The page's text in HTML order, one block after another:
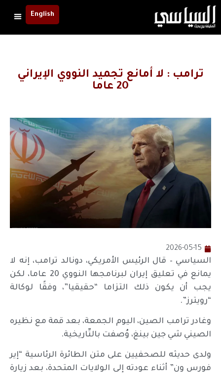
English
ترامب : لا أمانع تجميد النووي الإيراني
20 عاما
2026-05-15
السياسي – قال الرئيس الأمريكي، دونالد ترامب، إنه لا
يمانع في تعليق إيران لبرنامجها النووي 20 عاما، لكن
يجب أن يكون ذلك التزاما “حقيقيا”، وفقًا لوكالة
“رويترز”.
وغادر ترامب الصين، اليوم الجمعة، بعد قمة مع نظيره
الصيني شي جين بينغ، وُصفت بالتّاريخية.
ولدى حديثه للصحفيين على متن الطائرة الرئاسية “إير
فورس ون” أثناء عودته إلى الولايات المتحدة، بعد زيارة